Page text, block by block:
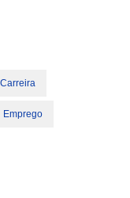
Carreira
Emprego